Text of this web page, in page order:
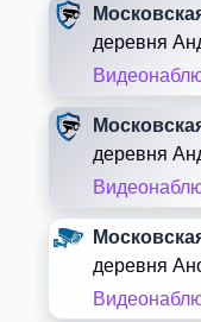
деревня
деревня
деревня